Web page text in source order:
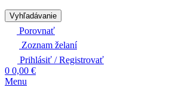
Vyhľadávanie
Porovnať
Zoznam želaní
Prihlásiť / Registrovať
0 0,00 €
Menu